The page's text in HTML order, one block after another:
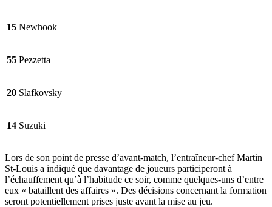
15 Newhook
55 Pezzetta
20 Slafkovsky
14 Suzuki
Lors de son point de presse d’avant-match, l’entraîneur-chef Martin
St-Louis a indiqué que davantage de joueurs participeront à
l’échauffement qu’à l’habitude ce soir, comme quelques-uns d’entre
eux « bataillent des affaires ». Des décisions concernant la formation
seront potentiellement prises juste avant la mise au jeu.